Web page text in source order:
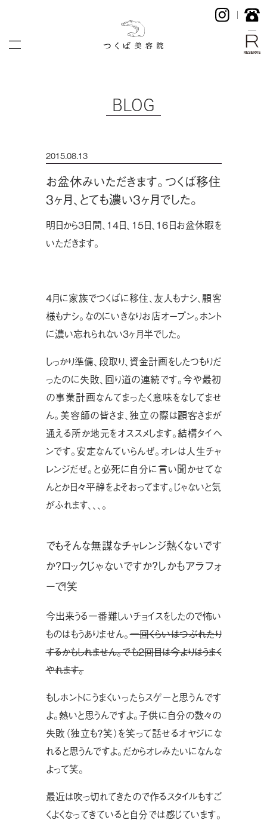
BLOG
2015.08.13
お盆休みいただきます。つくば移住
３ヶ月、とても濃い３ヶ月でした。
明日から３日間、１４日、１５日、１６日お盆休暇を
いただきます。
４月に家族でつくばに移住、友人もナシ、顧客
様もナシ。なのにいきなりお店オープン。ホント
に濃い忘れられない３ヶ月半でした。
しっかり準備、段取り、資金計画をしたつもりだ
ったのに失敗、回り道の連続です。今や最初
の事業計画なんてまったく意味をなしてませ
ん。美容師の皆さま、独立の際は顧客さまが
通える所か地元をオススメします。結構タイヘ
ンです。安定なんていらんぜ。オレは人生チャ
レンジだぜ。と必死に自分に言い聞かせてな
んとか日々平静をよそおってます。じゃないと気
がふれます、、、。
でもそんな無謀なチャレンジ熱くないです
か？ロックじゃないですか？しかもアラフォ
ーで！笑
今出来うる一番難しいチョイスをしたので怖い
ものはもうありません。一回くらいはつぶれたり
するかもしれません。でも２回目は今よりはうまく
やれます。
もしホントにうまくいったらスゲーと思うんです
よ。熱いと思うんですよ。子供に自分の数々の
失敗（独立も？笑）を笑って話せるオヤジにな
れると思うんですよ。だからオレみたいになんな
よって笑。
最近は吹っ切れてきたので作るスタイルもすご
くよくなってきていると自分では感じています。